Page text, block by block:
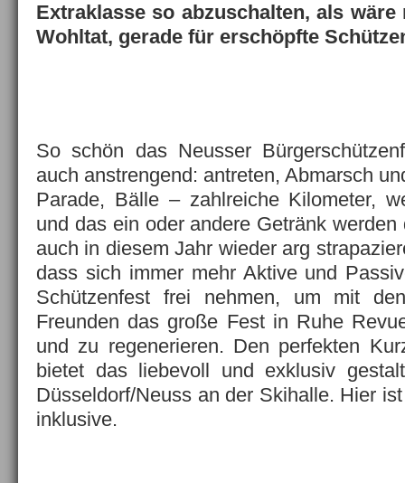
Extraklasse so abzuschalten, als
Wohltat, gerade für erschöpfte
So schön das Neusser
auch anstrengend: antreten, Abmarsch
Parade, Bälle – zahlreiche Kilometer,
und das ein oder andere Getränk
auch in diesem Jahr wieder arg
dass sich immer mehr Aktive und
Schützenfest frei nehmen, um mit
Freunden das große Fest in Ruhe
und zu regenerieren. Den perfekten
bietet das liebevoll und exklusiv
Düsseldorf/Neuss an der Skihalle. Hier
inklusive.